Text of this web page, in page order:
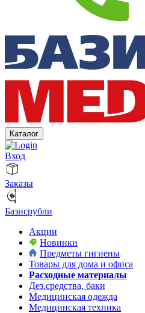
Каталог
Вход
Заказы
Базисрубли
Акции
Новинки
Предметы гигиены
Товары для дома и офиса
Расходные материалы
Дез.средства, баки
Медицинская одежда
Медицинская техника